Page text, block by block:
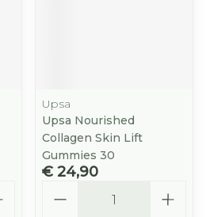
Upsa
Upsa Nourished
Collagen Skin Lift
Gummies 30
€ 24,90